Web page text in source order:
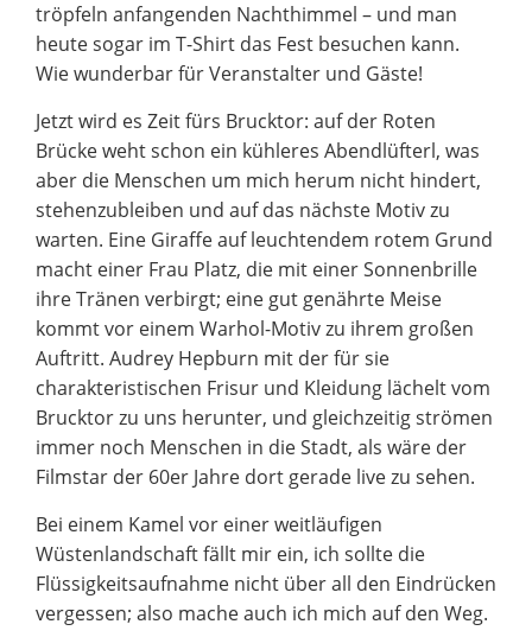
tröpfeln anfangenden Nachthimmel – und man
heute sogar im T-Shirt das Fest besuchen kann.
Wie wunderbar für Veranstalter und Gäste!
Jetzt wird es Zeit fürs Brucktor: auf der Roten
Brücke weht schon ein kühleres Abendlüfterl, was
aber die Menschen um mich herum nicht hindert,
stehenzubleiben und auf das nächste Motiv zu
warten. Eine Giraffe auf leuchtendem rotem Grund
macht einer Frau Platz, die mit einer Sonnenbrille
ihre Tränen verbirgt; eine gut genährte Meise
kommt vor einem Warhol-Motiv zu ihrem großen
Auftritt. Audrey Hepburn mit der für sie
charakteristischen Frisur und Kleidung lächelt vom
Brucktor zu uns herunter, und gleichzeitig strömen
immer noch Menschen in die Stadt, als wäre der
Filmstar der 60er Jahre dort gerade live zu sehen.
Bei einem Kamel vor einer weitläufigen
Wüstenlandschaft fällt mir ein, ich sollte die
Flüssigkeitsaufnahme nicht über all den Eindrücken
vergessen; also mache auch ich mich auf den Weg.